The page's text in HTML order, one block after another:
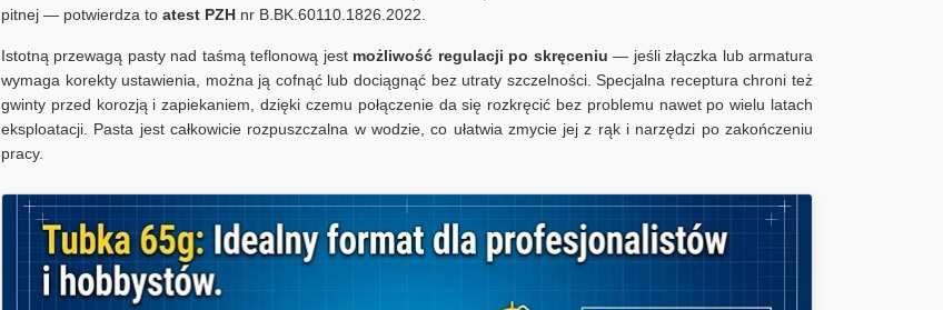
pitnej — potwierdza to atest PZH nr B.BK.60110.1826.2022.
Istotną przewagą pasty nad taśmą teflonową jest możliwość regulacji po skręceniu — jeśli złączka lub armatura
wymaga korekty ustawienia, można ją cofnąć lub dociągnąć bez utraty szczelności. Specjalna receptura chroni też
gwinty przed korozją i zapiekaniem, dzięki czemu połączenie da się rozkręcić bez problemu nawet po wielu latach
eksploatacji. Pasta jest całkowicie rozpuszczalna w wodzie, co ułatwia zmycie jej z rąk i narzędzi po zakończeniu
pracy.